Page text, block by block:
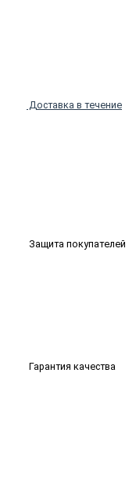
Доставка в течение
Защита покупателей
Гарантия качества